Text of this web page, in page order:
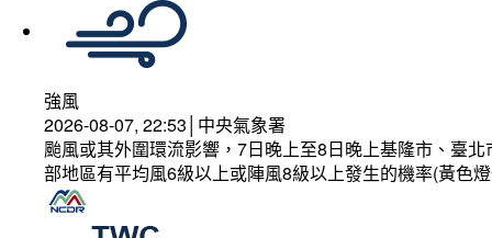
強風
2026-08-07, 22:53│中央氣象署
颱風或其外圍環流影響，7日晚上至8日晚上基隆市、臺
部地區有平均風6級以上或陣風8級以上發生的機率(黃色